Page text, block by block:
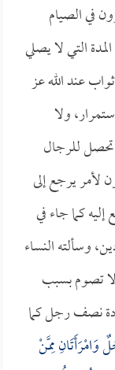
في الصيام
التي لا يصلي
عند الله عز
ولا
تحصل للرجال
لأمر يرجع إلى
كما جاء في
وسألته النساء
تصوم بسبب
نصف رجل كما
وَامْرَأَتَانِ مِمَّنْ